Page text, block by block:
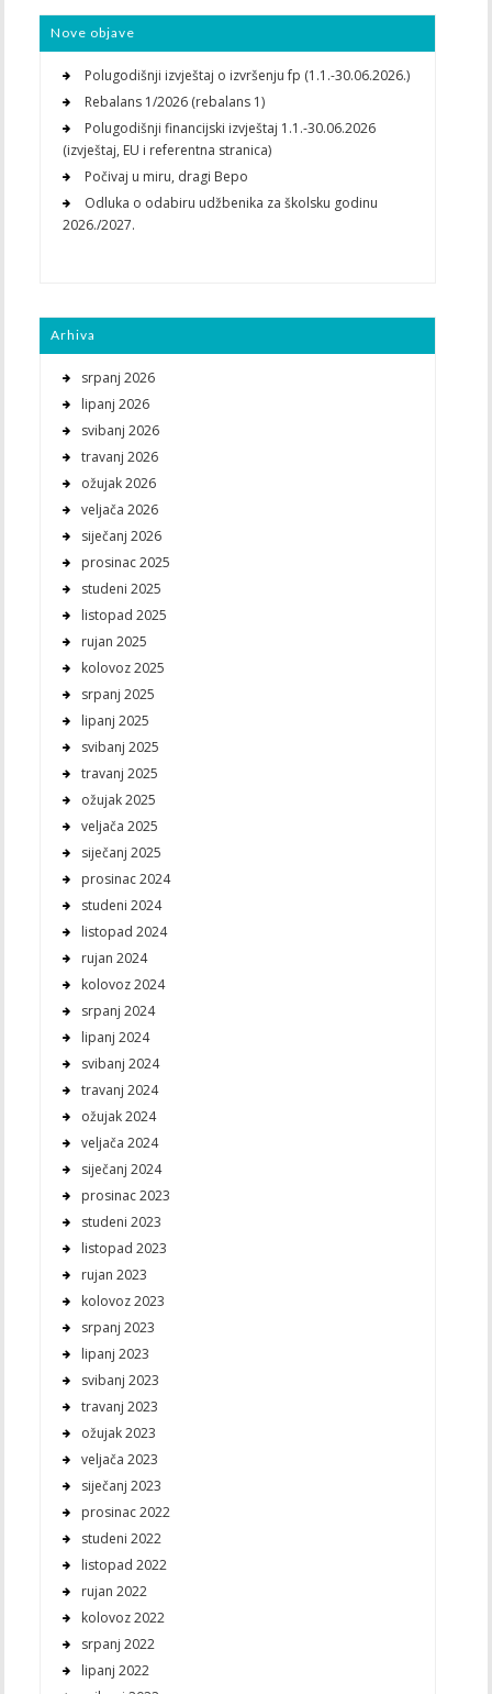
Nove objave
Polugodišnji izvještaj o izvršenju fp (1.1.-30.06.2026.)
Rebalans 1/2026 (rebalans 1)
Polugodišnji financijski izvještaj 1.1.-30.06.2026
(izvještaj, EU i referentna stranica)
Počivaj u miru, dragi Bepo
Odluka o odabiru udžbenika za školsku godinu
2026./2027.
Arhiva
srpanj 2026
lipanj 2026
svibanj 2026
travanj 2026
ožujak 2026
veljača 2026
siječanj 2026
prosinac 2025
studeni 2025
listopad 2025
rujan 2025
kolovoz 2025
srpanj 2025
lipanj 2025
svibanj 2025
travanj 2025
ožujak 2025
veljača 2025
siječanj 2025
prosinac 2024
studeni 2024
listopad 2024
rujan 2024
kolovoz 2024
srpanj 2024
lipanj 2024
svibanj 2024
travanj 2024
ožujak 2024
veljača 2024
siječanj 2024
prosinac 2023
studeni 2023
listopad 2023
rujan 2023
kolovoz 2023
srpanj 2023
lipanj 2023
svibanj 2023
travanj 2023
ožujak 2023
veljača 2023
siječanj 2023
prosinac 2022
studeni 2022
listopad 2022
rujan 2022
kolovoz 2022
srpanj 2022
lipanj 2022